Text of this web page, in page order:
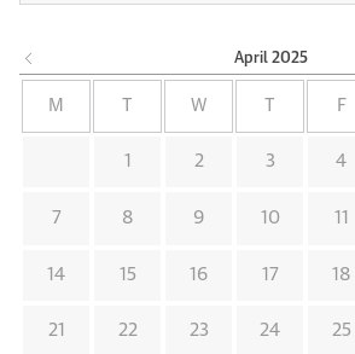
April 2025
M W F
1 2 3 4
7 8 9 10 11
14 15 16 17 18
21 22 23 24 25